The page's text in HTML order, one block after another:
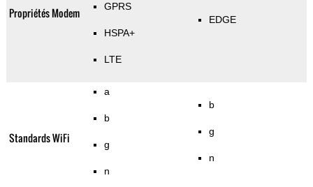
Propriétés Modem GPRS
HSPA+
LTE
EDGE
Standards WiFi
a
b
g
n
b
g
n